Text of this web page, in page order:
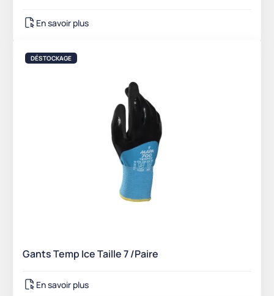
En savoir plus
DÉSTOCKAGE
Gants Temp Ice Taille 7 /Paire
En savoir plus